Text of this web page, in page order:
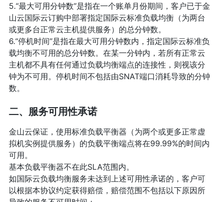
5.“最大可用分钟数”是指在一个账单月份期间，客户已于金
山云国际云订购中部署指定国际云标准负载均衡（为两台
或更多台正常云主机提供服务）的总分钟数。
6.“停机时间”是指在最大可用分钟数内，指定国际云标准负
载均衡不可用的总分钟数。在某一分钟内，若所有正常云
主机都不具有任何通过负载均衡端点的连接性，则视该分
钟为不可用。停机时间不包括由SNAT端口消耗导致的分钟
数。
二、服务可用性承诺
金山云保证，使用标准负载平衡器（为两个或更多正常虚
拟机实例提供服务）的负载平衡端点将在99.99%的时间内
可用。
基本负载平衡器不在此SLA范围内。
如国际云负载均衡服务未达到上述可用性承诺的，客户可
以根据本协议约定获得赔偿，赔偿范围不包括以下原因所